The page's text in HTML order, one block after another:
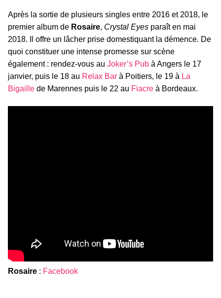
Après la sortie de plusieurs singles entre 2016 et 2018, le
premier album de Rosaire, Crystal Eyes paraît en mai
2018. Il offre un lâcher prise domestiquant la démence. De
quoi constituer une intense promesse sur scène
également : rendez-vous au Joker’s Pub à Angers le 17
janvier, puis le 18 au Relax Bar à Poitiers, le 19 à La
Bigaille de Marennes puis le 22 au Fiacre à Bordeaux.
Rosaire : Facebook